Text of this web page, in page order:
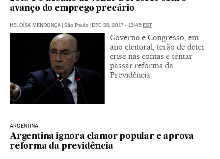
avanço do emprego precário
HELOÍSA MENDONÇA | São Paulo | DEC 28, 2017 - 13:45 EST
Governo e Congresso, em
ano eleitoral, terão de deter
crise nas contas e tentar
passar reforma da
Previdência
ARGENTINA
Argentina ignora clamor popular e aprova
reforma da previdência